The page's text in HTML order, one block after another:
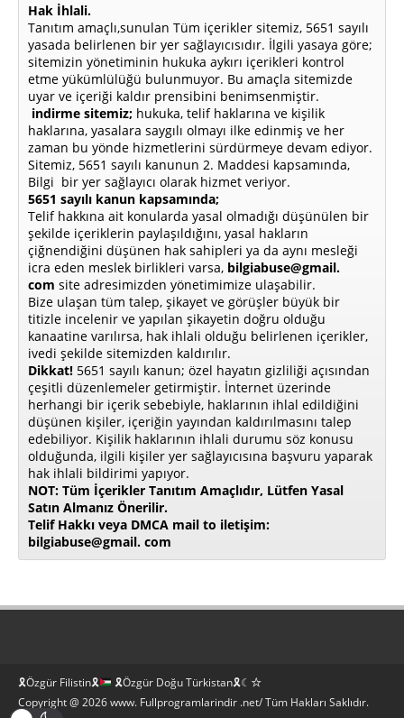
Hak İhlali.
Tanıtım amaçlı,sunulan Tüm içerikler sitemiz, 5651 sayılı
yasada belirlenen bir yer sağlayıcısıdır. İlgili yasaya göre;
sitemizin yönetiminin hukuka aykırı içerikleri kontrol
etme yükümlülüğü bulunmuyor. Bu amaçla sitemizde
uyar ve içeriği kaldır prensibini benimsenmiştir.
indirme sitemiz; hukuka, telif haklarına ve kişilik
haklarına, yasalara saygılı olmayı ilke edinmiş ve her
zaman bu yönde hizmetlerini sürdürmeye devam ediyor.
Sitemiz, 5651 sayılı kanunun 2. Maddesi kapsamında,
Bilgi bir yer sağlayıcı olarak hizmet veriyor.
5651 sayılı kanun kapsamında;
Telif hakkına ait konularda yasal olmadığı düşünülen bir
şekilde içeriklerin paylaşıldığını, yasal hakların
çiğnendiğini düşünen hak sahipleri ya da aynı mesleği
icra eden meslek birlikleri varsa, bilgiabuse@gmail.
com site adresimizden yönetimimize ulaşabilir.
Bize ulaşan tüm talep, şikayet ve görüşler büyük bir
titizle incelenir ve yapılan şikayetin doğru olduğu
kanaatine varılırsa, hak ihlali olduğu belirlenen içerikler,
ivedi şekilde sitemizden kaldırılır.
Dikkat! 5651 sayılı kanun; özel hayatın gizliliği açısından
çeşitli düzenlemeler getirmiştir. İnternet üzerinde
herhangi bir içerik sebebiyle, haklarının ihlal edildiğini
düşünen kişiler, içeriğin yayından kaldırılmasını talep
edebiliyor. Kişilik haklarının ihlali durumu söz konusu
olduğunda, ilgili kişiler yer sağlayıcısına başvuru yaparak
hak ihlali bildirimi yapıyor.
NOT: Tüm İçerikler Tanıtım Amaçlıdır, Lütfen Yasal
Satın Almanız Önerilir.
Telif Hakkı veya DMCA mail to iletişim:
bilgiabuse@gmail. com
🎗Özgür Filistin🎗
🎗Özgür Doğu Türkistan🎗☾☆
Copyright @ 2026 www. Fullprogramlarindir .net/ Tüm Hakları Saklıdır.